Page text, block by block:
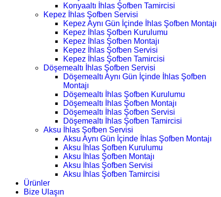
Konyaaltı İhlas Şofben Tamircisi
Kepez İhlas Şofben Servisi
Kepez Aynı Gün İçinde İhlas Şofben Montajı
Kepez İhlas Şofben Kurulumu
Kepez İhlas Şofben Montajı
Kepez İhlas Şofben Servisi
Kepez İhlas Şofben Tamircisi
Döşemealtı İhlas Şofben Servisi
Döşemealtı Aynı Gün İçinde İhlas Şofben
Montajı
Döşemealtı İhlas Şofben Kurulumu
Döşemealtı İhlas Şofben Montajı
Döşemealtı İhlas Şofben Servisi
Döşemealtı İhlas Şofben Tamircisi
Aksu İhlas Şofben Servisi
Aksu Aynı Gün İçinde İhlas Şofben Montajı
Aksu İhlas Şofben Kurulumu
Aksu İhlas Şofben Montajı
Aksu İhlas Şofben Servisi
Aksu İhlas Şofben Tamircisi
Ürünler
Bize Ulaşın